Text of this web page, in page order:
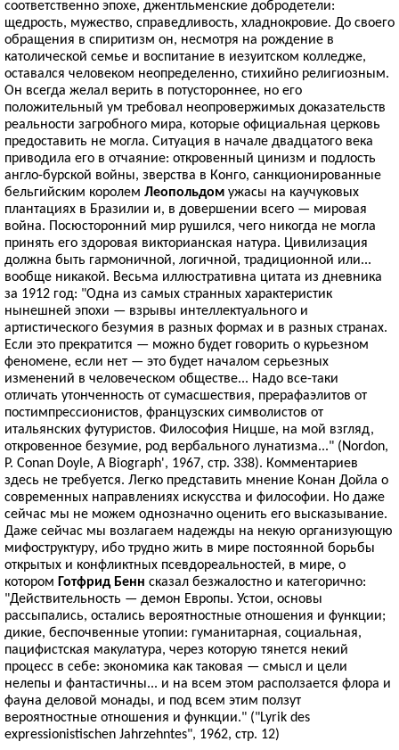
соответственно эпохе, джентльменские добродетели:
щедрость, мужество, справедливость, хладнокровие. До своего
обращения в спиритизм он, несмотря на рождение в
католической семье и воспитание в иезуитском колледже,
оставался человеком неопределенно, стихийно религиозным.
Он всегда желал верить в потустороннее, но его
положительный ум требовал неопровержимых доказательств
реальности загробного мира, которые официальная церковь
предоставить не могла. Ситуация в начале двадцатого века
приводила его в отчаяние: откровенный цинизм и подлость
англо-бурской войны, зверства в Конго, санкционированные
бельгийским королем Леопольдом ужасы на каучуковых
плантациях в Бразилии и, в довершении всего — мировая
война. Посюсторонний мир рушился, чего никогда не могла
принять его здоровая викторианская натура. Цивилизация
должна быть гармоничной, логичной, традиционной или...
вообще никакой. Весьма иллюстративна цитата из дневника
за 1912 год: "Одна из самых странных характеристик
нынешней эпохи — взрывы интеллектуального и
артистического безумия в разных формах и в разных странах.
Если это прекратится — можно будет говорить о курьезном
феномене, если нет — это будет началом серьезных
изменений в человеческом обществе... Надо все-таки
отличать утонченность от сумасшествия, прерафаэлитов от
постимпрессионистов, французских символистов от
итальянских футуристов. Философия Ницше, на мой взгляд,
откровенное безумие, род вербального лунатизма..." (Nordon,
P. Conan Doyle, A Biograph', 1967, стр. 338). Комментариев
здесь не требуется. Легко представить мнение Конан Дойла о
современных направлениях искусства и философии. Но даже
сейчас мы не можем однозначно оценить его высказывание.
Даже сейчас мы возлагаем надежды на некую организующую
мифоструктуру, ибо трудно жить в мире постоянной борьбы
открытых и конфликтных псевдореальностей, в мире, о
котором Готфрид Бенн сказал безжалостно и категорично:
"Действительность — демон Европы. Устои, основы
рассыпались, остались вероятностные отношения и функции;
дикие, беспочвенные утопии: гуманитарная, социальная,
пацифистская макулатура, через которую тянется некий
процесс в себе: экономика как таковая — смысл и цели
нелепы и фантастичны... и на всем этом расползается флора и
фауна деловой монады, и под всем этим ползут
вероятностные отношения и функции." ("Lyrik des
expressionistischen Jahrzehntes", 1962, стр. 12)